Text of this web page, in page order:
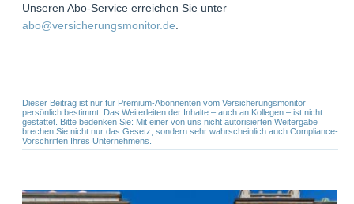
Unseren Abo-Service erreichen Sie unter
abo@versicherungsmonitor.de
Dieser Beitrag ist nur für Premium-Abonnenten vom Versicherungsmonitor
persönlich bestimmt. Das Weiterleiten der Inhalte – auch an Kollegen – ist nicht
gestattet. Bitte bedenken Sie: Mit einer von uns nicht autorisierten Weitergabe
brechen Sie nicht nur das Gesetz, sondern sehr wahrscheinlich auch Compliance-
Vorschriften Ihres Unternehmens.